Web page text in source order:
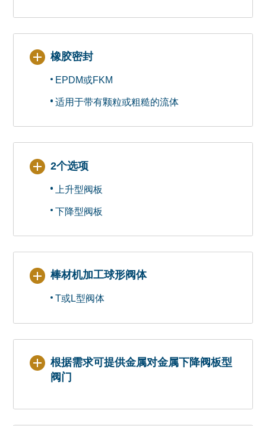
橡胶密封
EPDM或FKM
适用于带有颗粒或粗糙的流体
2个选项
上升型阀板
下降型阀板
棒材机加工球形阀体
T或L型阀体
根据需求可提供金属对金属下降阀板型
阀门